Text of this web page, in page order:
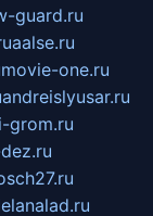
guard.ru
aalse.ru
movie-one.ru
andreislyusar.ru
grom.ru